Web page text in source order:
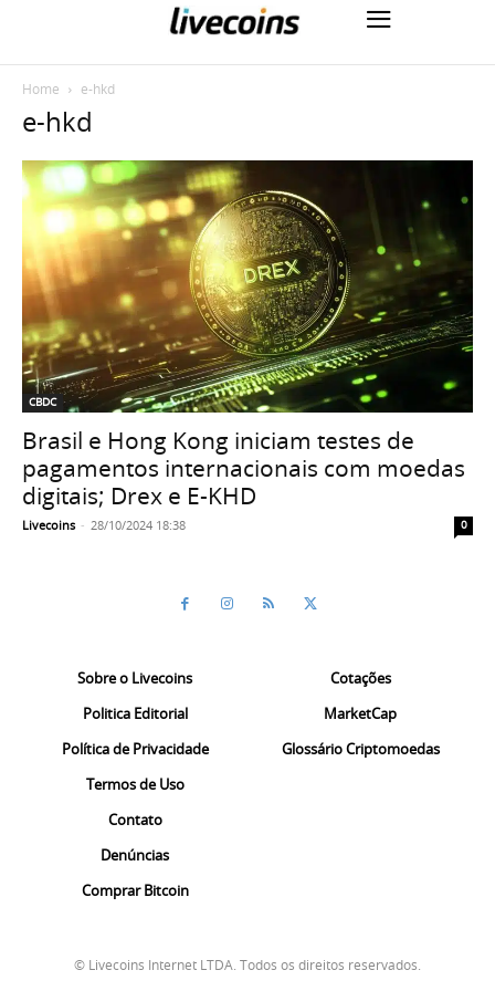
Home e-hkd
e-hkd
CBDC
Brasil e Hong Kong iniciam testes de
pagamentos internacionais com moedas
digitais; Drex e E-KHD
Livecoins - 28/10/2024 18:38 0
Sobre o Livecoins
Politica Editorial
Política de Privacidade
Termos de Uso
Contato
Denúncias
Comprar Bitcoin
Cotações
MarketCap
Glossário Criptomoedas
© Livecoins Internet LTDA. Todos os direitos reservados.